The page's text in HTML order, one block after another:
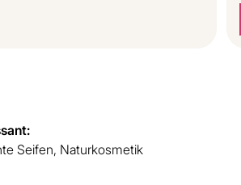
Seifen, Naturkosmetik